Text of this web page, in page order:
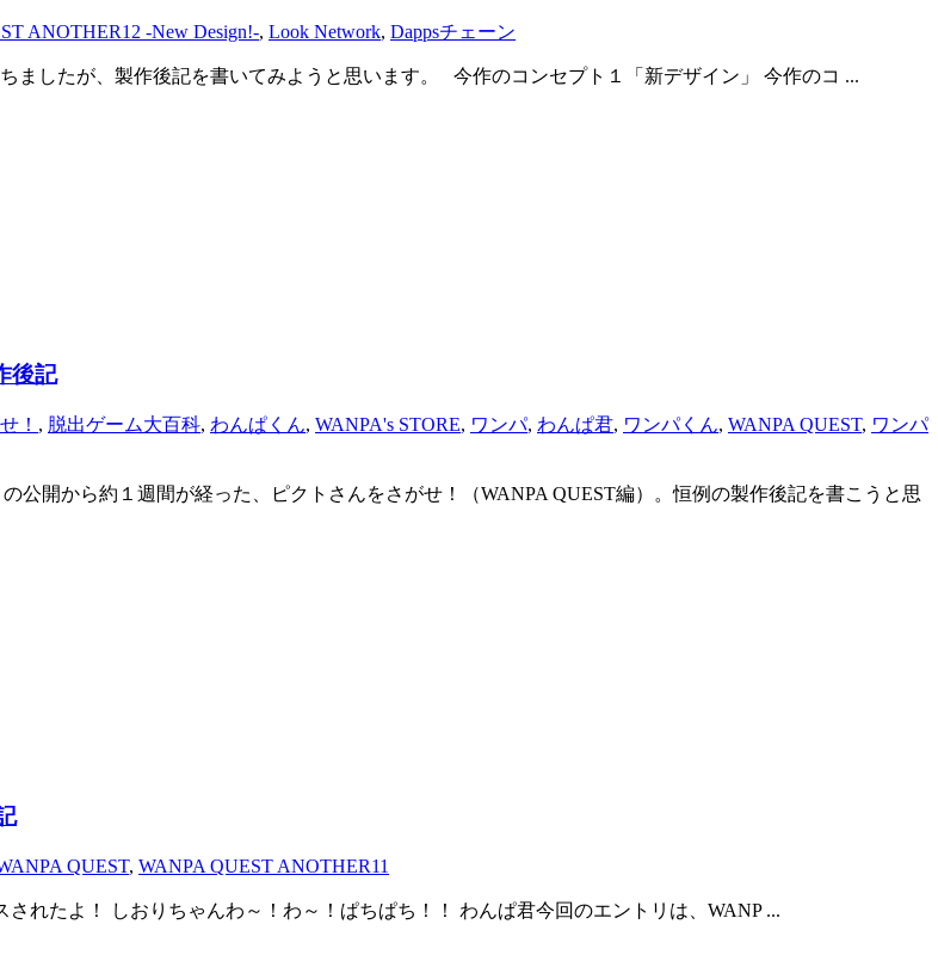
ANOTHER12 -New Design!-, Look Network, Dappsチェーン
ましたが、製作後記を書いてみようと思います。 今作のコンセプト１「新デザイン」 今作のコ ...
後記
！ , 脱出ゲーム大百科, わんぱくん, WANPA's STORE, ワンパ, わんぱ君, ワンパくん, WANPA QUEST, ワンパ
公開から約１週間が経った、ピクトさんをさがせ！（WANPA QUEST編）。恒例の製作後記を書こうと思
QUEST, WANPA QUEST ANOTHER11
されたよ！ しおりちゃんわ～！わ～！ぱちぱち！！ わんぱ君今回のエントリは、WANP ...